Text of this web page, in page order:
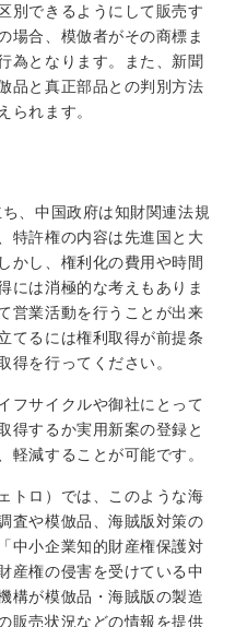
別できるようにして販売す
場合、模倣者がその商標ま
為となります。また、新聞
品と真正部品との判別方法
られます。
、中国政府は知財関連法規
特許権の内容は先進国と大
かし、権利化の費用や時間
には消極的な考えもありま
営業活動を行うことが出来
てるには権利取得が前提条
得を行ってください。
フサイクルや御社にとって
得するか実用新案の登録と
軽減することが可能です。
トロ）では、このような海
査や模倣品、海賊版対策の
中小企業知的財産権保護対
産権の侵害を受けている中
構が模倣品・海賊版の製造
販売状況などの情報を提供